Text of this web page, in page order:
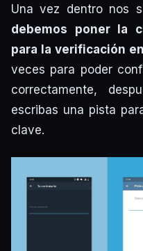
Una vez dentro nos
debemos poner la
para la verificación
veces para poder
correctamente,
escribas una pista
clave.